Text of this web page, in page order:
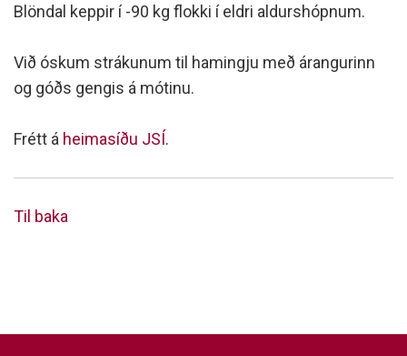
Blöndal keppir í -90 kg flokki í eldri aldurshópnum.
Við óskum strákunum til hamingju með árangurinn
og góðs gengis á mótinu.
Frétt á heimasíðu JSÍ.
Til baka